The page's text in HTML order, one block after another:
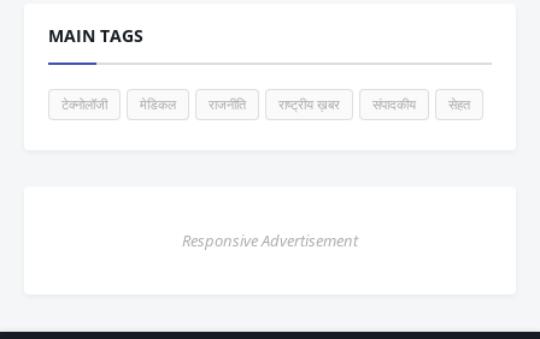
MAIN TAGS
टेक्नोलॉजी मेडिकल राजनीति राष्ट्रीय ख़बर संपादकीय सेहत
Responsive Advertisement